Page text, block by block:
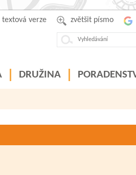
zvětšit písmo
textová verze
DRUŽINA